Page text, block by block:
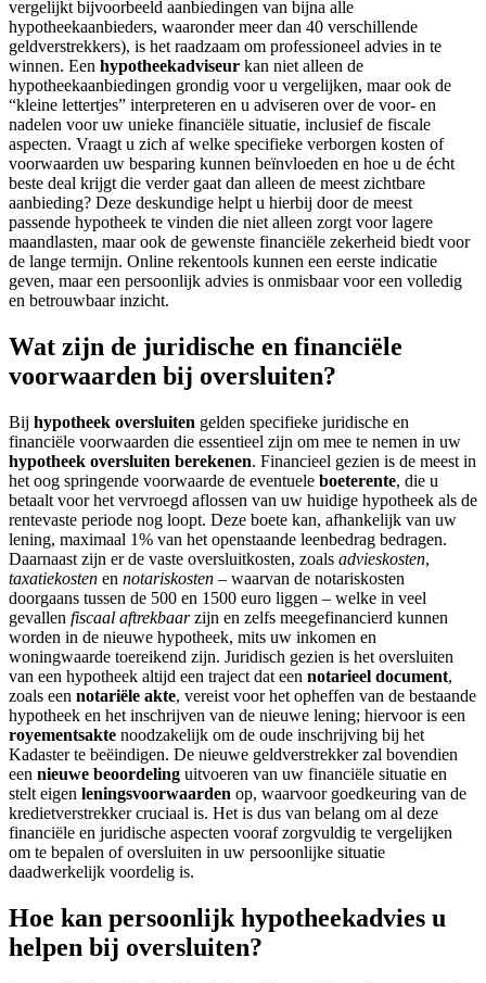
vergelijkt bijvoorbeeld aanbiedingen van bijna alle
hypotheekaanbieders, waaronder meer dan 40 verschillende
geldverstrekkers), is het raadzaam om professioneel advies in te
winnen. Een hypotheekadviseur kan niet alleen de
hypotheekaanbiedingen grondig voor u vergelijken, maar ook de
“kleine lettertjes” interpreteren en u adviseren over de voor- en
nadelen voor uw unieke financiële situatie, inclusief de fiscale
aspecten. Vraagt u zich af welke specifieke verborgen kosten of
voorwaarden uw besparing kunnen beïnvloeden en hoe u de écht
beste deal krijgt die verder gaat dan alleen de meest zichtbare
aanbieding? Deze deskundige helpt u hierbij door de meest
passende hypotheek te vinden die niet alleen zorgt voor lagere
maandlasten, maar ook de gewenste financiële zekerheid biedt voor
de lange termijn. Online rekentools kunnen een eerste indicatie
geven, maar een persoonlijk advies is onmisbaar voor een volledig
en betrouwbaar inzicht.
Wat zijn de juridische en financiële
voorwaarden bij oversluiten?
Bij hypotheek oversluiten gelden specifieke juridische en
financiële voorwaarden die essentieel zijn om mee te nemen in uw
hypotheek oversluiten berekenen. Financieel gezien is de meest in
het oog springende voorwaarde de eventuele boeterente, die u
betaalt voor het vervroegd aflossen van uw huidige hypotheek als de
rentevaste periode nog loopt. Deze boete kan, afhankelijk van uw
lening, maximaal 1% van het openstaande leenbedrag bedragen.
Daarnaast zijn er de vaste oversluitkosten, zoals advieskosten,
taxatiekosten en notariskosten – waarvan de notariskosten
doorgaans tussen de 500 en 1500 euro liggen – welke in veel
gevallen fiscaal aftrekbaarzijn en zelfs meegefinancierd kunnen
worden in de nieuwe hypotheek, mits uw inkomen en
woningwaarde toereikend zijn. Juridisch gezien is het oversluiten
van een hypotheek altijd een traject dat een notarieel document,
zoals een notariële akte, vereist voor het opheffen van de bestaande
hypotheek en het inschrijven van de nieuwe lening; hiervoor is een
royementsakte noodzakelijk om de oude inschrijving bij het
Kadaster te beëindigen. De nieuwe geldverstrekker zal bovendien
een nieuwe beoordeling uitvoeren van uw financiële situatie en
stelt eigen leningsvoorwaarden op, waarvoor goedkeuring van de
kredietverstrekker cruciaal is. Het is dus van belang om al deze
financiële en juridische aspecten vooraf zorgvuldig te vergelijken
om te bepalen of oversluiten in uw persoonlijke situatie
daadwerkelijk voordelig is.
Hoe kan persoonlijk hypotheekadvies u
helpen bij oversluiten?